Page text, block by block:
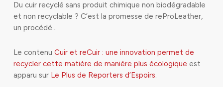
Du cuir recyclé sans produit chimique non biodégradable
et non recyclable ? C’est la promesse de reProLeather,
un procédé…
Le contenu Cuir et reCuir : une innovation permet de
recycler cette matière de manière plus écologique est
apparu sur Le Plus de Reporters d’Espoirs.